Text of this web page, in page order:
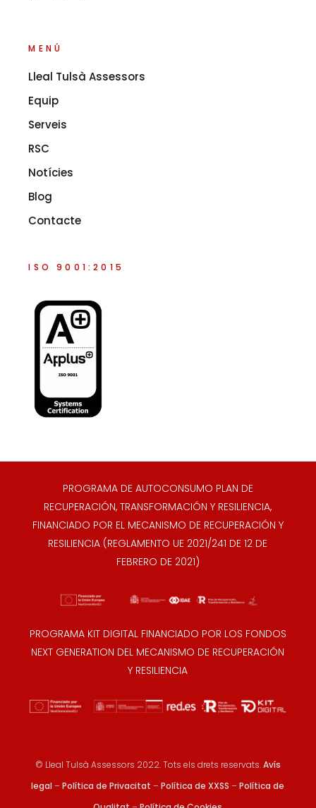
MENÚ
Lleal Tulsà Assessors
Equip
Serveis
RSC
Notícies
Blog
Contacte
ISO 9001:2015
PROGRAMA DE AUTOCONSUMO PLAN DE
RECUPERACIÓN, TRANSFORMACIÓN Y RESILIENCIA,
FINANCIADO POR EL MECANISMO DE RECUPERACIÓN Y
RESILIENCIA (REGLAMENTO UE 2021/241 DE 12 DE
FEBRERO DE 2021)
PROGRAMA KIT DIGITAL FINANCIADO POR LOS FONDOS
NEXT GENERATION DEL MECANISMO DE RECUPERACIÓN
Y RESILIENCIA
© Lleal Tulsà Assessors 2022. Tots els drets reservats.Avís
legal–Política de Privacitat –Política de XXSS –Política de